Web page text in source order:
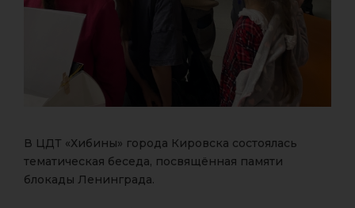
В ЦДТ «Хибины» города Кировска состоялась
тематическая беседа, посвящённая памяти
блокады Ленинграда.